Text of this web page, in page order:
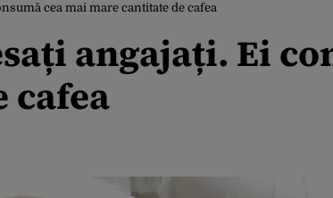
cea mai mare cantitate de cafea
angajați. Ei
cafea